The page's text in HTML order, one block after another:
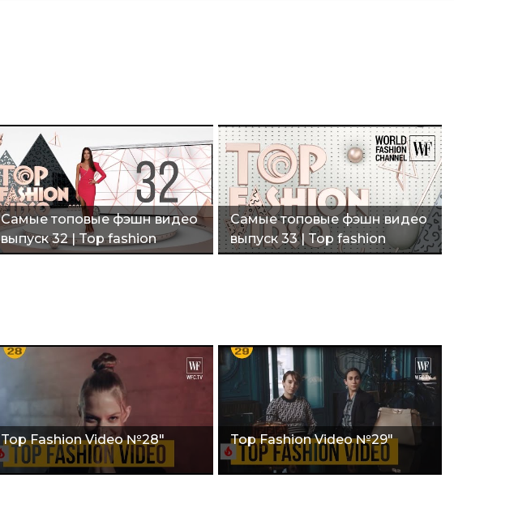
Самые топовые фэшн видео
выпуск 32 | Top fashion
video"
Самые топовые фэшн видео
выпуск 33 | Top fashion
video"
Top Fashion Video №28" Top Fashion Video №29"